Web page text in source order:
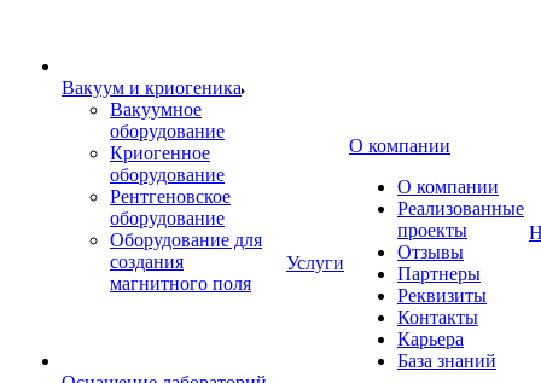
Вакуум и криогеника
Вакуумное
оборудование
Криогенное
оборудование
Рентгеновское
оборудование
Оборудование для
создания
магнитного поля
Услуги
О компании
О компании
Реализованные
проекты
Отзывы
Партнеры
Реквизиты
Контакты
Карьера
База знаний